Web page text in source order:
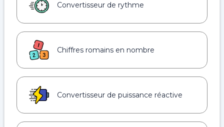
Convertisseur de rythme
Chiffres romains en nombre
Convertisseur de puissance réactive